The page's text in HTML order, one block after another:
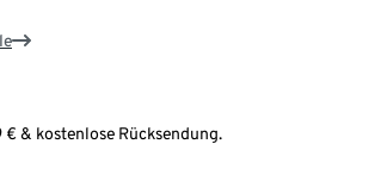
& kostenlose Rücksendung.